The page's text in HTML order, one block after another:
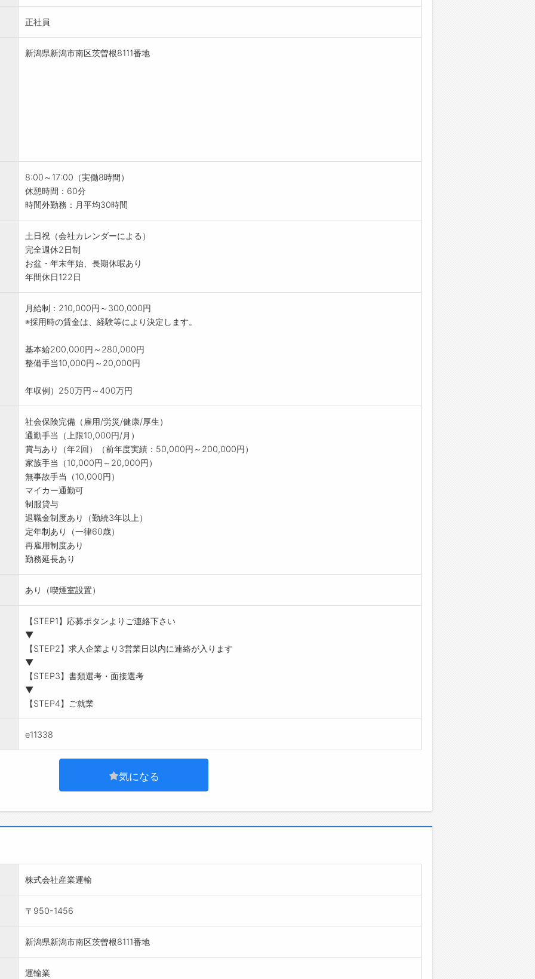
正社員
新潟県新潟市南区茨曽根8111番地
8:00～17:00（実働8時間）
休憩時間：60分
時間外勤務：月平均30時間
土日祝（会社カレンダーによる）
完全週休2日制
お盆・年末年始、長期休暇あり
年間休日122日
月給制：210,000円～300,000円
※採用時の賃金は、経験等により決定します。
基本給200,000円～280,000円
整備手当10,000円～20,000円
年収例）250万円～400万円
社会保険完備（雇用/労災/健康/厚生）
通勤手当（上限10,000円/月）
賞与あり（年2回）（前年度実績：50,000円～200,000円）
家族手当（10,000円～20,000円）
無事故手当（10,000円）
マイカー通勤可
制服貸与
退職金制度あり（勤続3年以上）
定年制あり（一律60歳）
再雇用制度あり
勤務延長あり
あり（喫煙室設置）
【STEP1】応募ボタンよりご連絡下さい
▼
【STEP2】求人企業より3営業日以内に連絡が入ります
▼
【STEP3】書類選考・面接選考
▼
【STEP4】ご就業
e11338
気になる
株式会社産業運輸
〒950-1456
新潟県新潟市南区茨曽根8111番地
運輸業